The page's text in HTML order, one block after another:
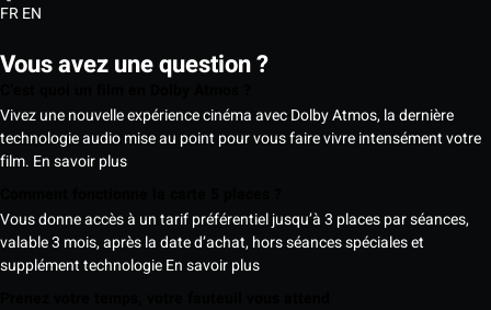
FREN
Vous avez une question ?
Vivez une nouvelle expérience cinéma avec Dolby Atmos, la dernière
technologie audio mise au point pour vous faire vivre intensément votre
film. En savoir plus
Vous donne accès à un tarif préférentiel jusqu’à 3 places par séances,
valable 3 mois, après la date d’achat, hors séances spéciales et
supplément technologieEn savoir plus